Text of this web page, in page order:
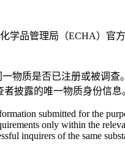
学品管理局（ECHA）官方
物质是否已注册或被调
披露的唯一物质身份信息
submitted for the
only within the
inquirers of the same